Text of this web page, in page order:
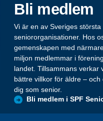
Bli medlem
Vi är en av Sveriges största
seniororganisationer. Hos
gemenskapen med
miljon medlemmar i
landet. Tillsammans verkar
bättre villkor för äldre – och
dig som senior.
Bli medlem i SPF